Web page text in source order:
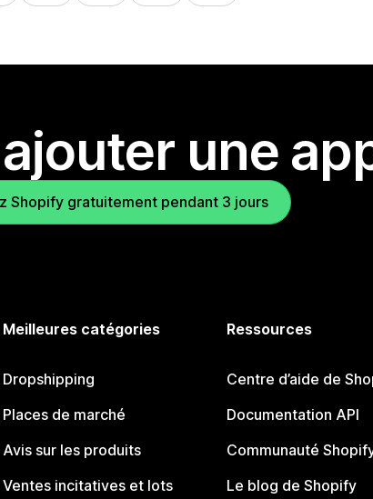
une
Shopify gratuitement pendant 3 jours
Meilleures catégories
Dropshipping
Places de marché
Avis sur les produits
Ventes incitatives et lots
Ressources
Centre d’aide de
Documentation API
Communauté
Le blog de Shopify